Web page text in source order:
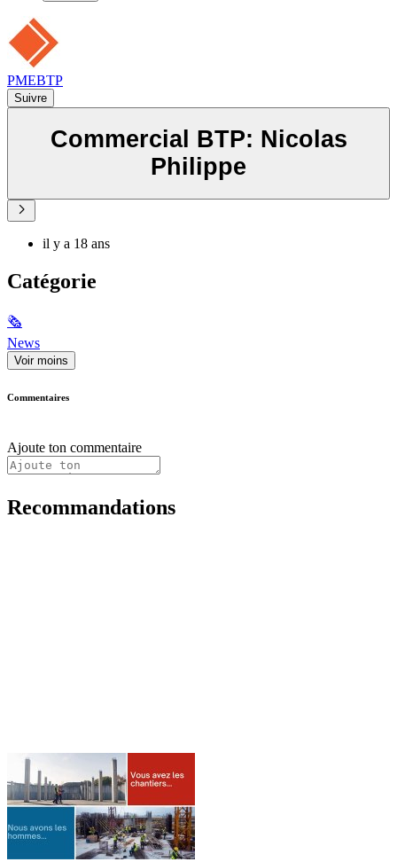
PMEBTP
Suivre
Commercial BTP: Nicolas
Philippe
il y a 18 ans
Catégorie
🗞
News
Voir moins
Commentaires
Ajoute ton commentaire
Recommandations